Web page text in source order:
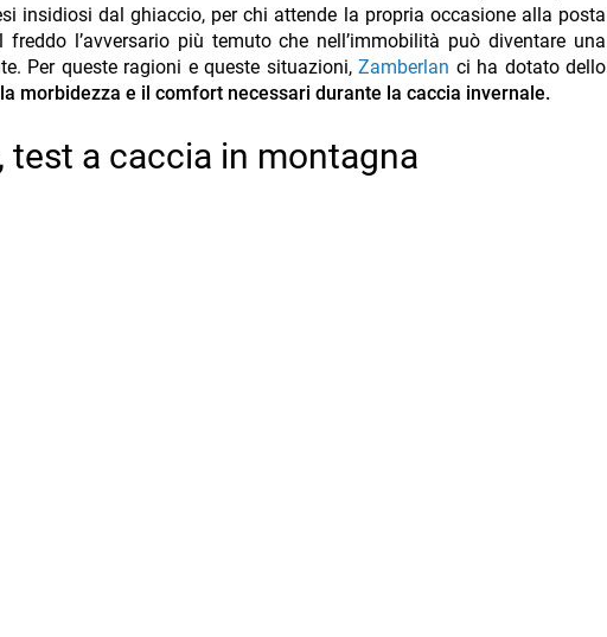
insidiosi dal ghiaccio, per chi attende la propria occasione alla posta
l’avversario più temuto che nell’immobilità può diventare una
Per queste ragioni e queste situazioni,Zamberlan ci ha dotato dello
morbidezza e il comfort necessari durante la caccia invernale.
test a caccia in montagna